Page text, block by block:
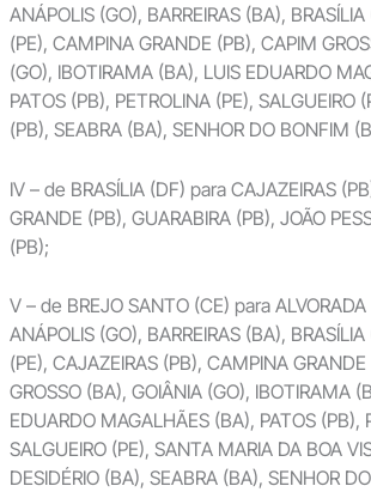
ANÁPOLIS (GO), BARREIRAS (BA),
(PE), CAMPINA GRANDE (PB), CAPIM
(GO), IBOTIRAMA (BA), LUIS EDUARDO
PATOS (PB), PETROLINA (PE), SALGUEIRO
(PB), SEABRA (BA), SENHOR DO BONFIM
IV – de BRASÍLIA (DF) para CAJAZEIRAS
GRANDE (PB), GUARABIRA (PB), JOÃO
(PB);
V – de BREJO SANTO (CE) para
ANÁPOLIS (GO), BARREIRAS (BA),
(PE), CAJAZEIRAS (PB), CAMPINA
GROSSO (BA), GOIÂNIA (GO), IBOTIRAMA
EDUARDO MAGALHÃES (BA), PATOS (PB),
SALGUEIRO (PE), SANTA MARIA DA BOA
DESIDÉRIO (BA), SEABRA (BA), SENHOR